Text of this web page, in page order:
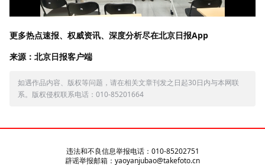
更多热点速报、权威资讯、深度分析尽在北京日报App
来源：北京日报客户端
如遇作品内容、版权等问题，请在相关文章刊发之日起30日内与本网联
系。版权侵权联系电话：010-85201664
违法和不良信息举报电话：010-85202751
辟谣举报邮箱：yaoyanjubao@takefoto.cn